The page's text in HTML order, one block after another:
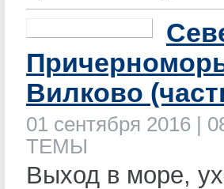
Вилково
01 сентября 2016 |
ТЕМЫ
Выход в море,